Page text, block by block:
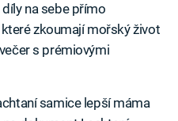
na sebe přímo
které zkoumají mořský život
s prémiovými
samice lepší máma